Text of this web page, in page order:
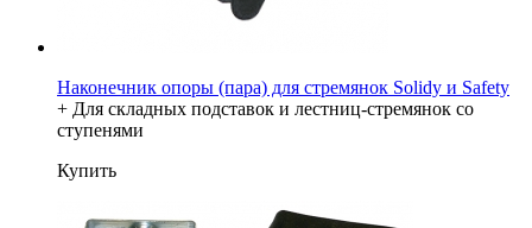
Наконечник опоры (пара) для стремянок Solidy и Safety
+ Для складных подставок и лестниц-стремянок со
ступенями
Купить